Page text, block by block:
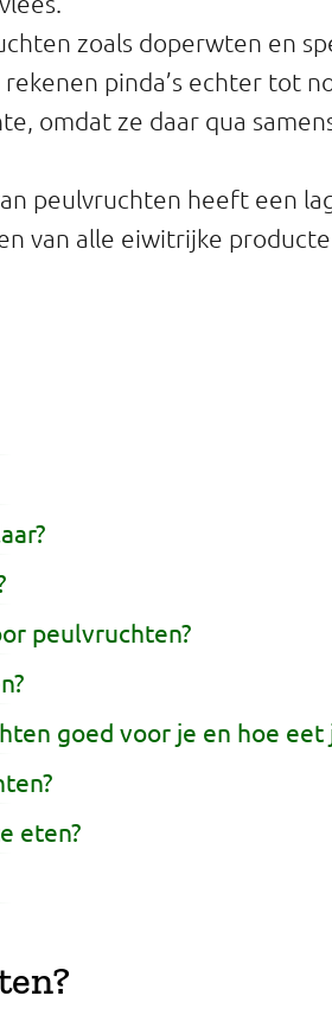
zoals doperwten en
pinda’s echter tot
omdat ze daar qua
peulvruchten heeft een
van alle eiwitrijke
peulvruchten?
goed voor je en hoe eet
eten?